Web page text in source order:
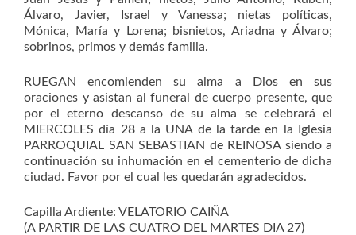
Álvaro, Javier, Israel y Vanessa; nietas políticas,
Mónica, María y Lorena; bisnietos, Ariadna y Álvaro;
sobrinos, primos y demás familia.
RUEGAN encomienden su alma a Dios en sus
oraciones y asistan al funeral de cuerpo presente, que
por el eterno descanso de su alma se celebrará el
MIERCOLES día 28 a la UNA de la tarde en la Iglesia
PARROQUIAL SAN SEBASTIAN de REINOSA siendo a
continuación su inhumación en el cementerio de dicha
ciudad. Favor por el cual les quedarán agradecidos.
Capilla Ardiente: VELATORIO CAIÑA
(A PARTIR DE LAS CUATRO DEL MARTES DIA 27)